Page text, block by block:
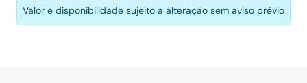
Valor e disponibilidade sujeito a alteração sem aviso prévio